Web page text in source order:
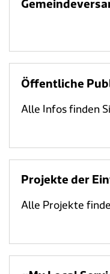
Öffentliche
Alle Infos finden
Projekte der
Alle Projekte